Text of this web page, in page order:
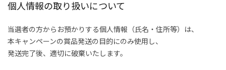
個人情報の取り扱いについて
当選者の方からお預かりする個人情報（氏名・住所等）は、
本キャンペーンの賞品発送の目的にのみ使用し、
発送完了後、適切に破棄いたします。